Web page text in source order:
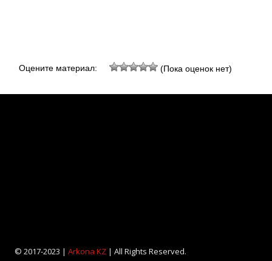
Оцените материал: (Пока оценок нет)
© 2017-2023 | Arkona KZ| All Rights Reserved.